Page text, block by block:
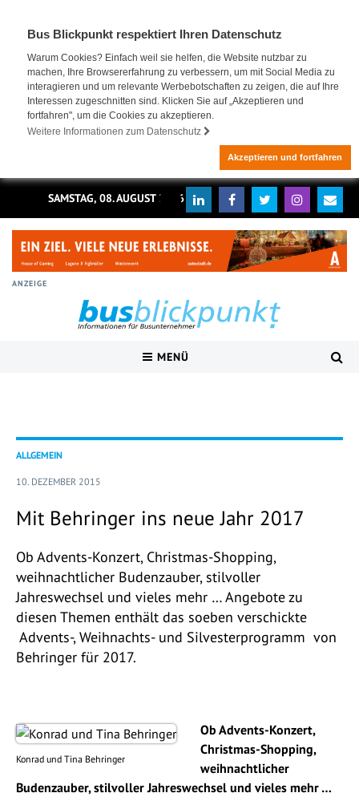
Bus Blickpunkt respektiert Ihren Datenschutz
Warum Cookies? Einfach weil sie helfen, die Website nutzbar zu
machen, Ihre Browsererfahrung zu verbessern, um mit Social Media zu
interagieren und um relevante Werbebotschaften zu zeigen, die auf Ihre
Interessen zugeschnitten sind. Klicken Sie auf „Akzeptieren und
fortfahren", um die Cookies zu akzeptieren.
Weitere Informationen zum Datenschutz
Akzeptieren und fortfahren
SAMSTAG, 08. AUGUST 2026
ANZEIGE
MENÜ
ALLGEMEIN
10. DEZEMBER 2015
Mit Behringer ins neue Jahr 2017
Ob Advents-Konzert, Christmas-Shopping,
weihnachtlicher Budenzauber, stilvoller
Jahreswechsel und vieles mehr … Angebote zu
diesen Themen enthält das soeben verschickte
Advents-, Weihnachts- und Silvesterprogramm von
Behringer für 2017.
Konrad und Tina Behringer
Ob Advents-Konzert,
Christmas-Shopping,
weihnachtlicher
Budenzauber, stilvoller Jahreswechsel und vieles mehr …